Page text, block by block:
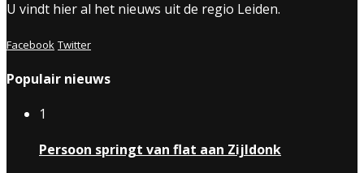
U vindt hier al het nieuws uit de regio Leiden.
Facebook Twitter
Populair nieuws
1
Persoon springt van flat aan Zijldonk